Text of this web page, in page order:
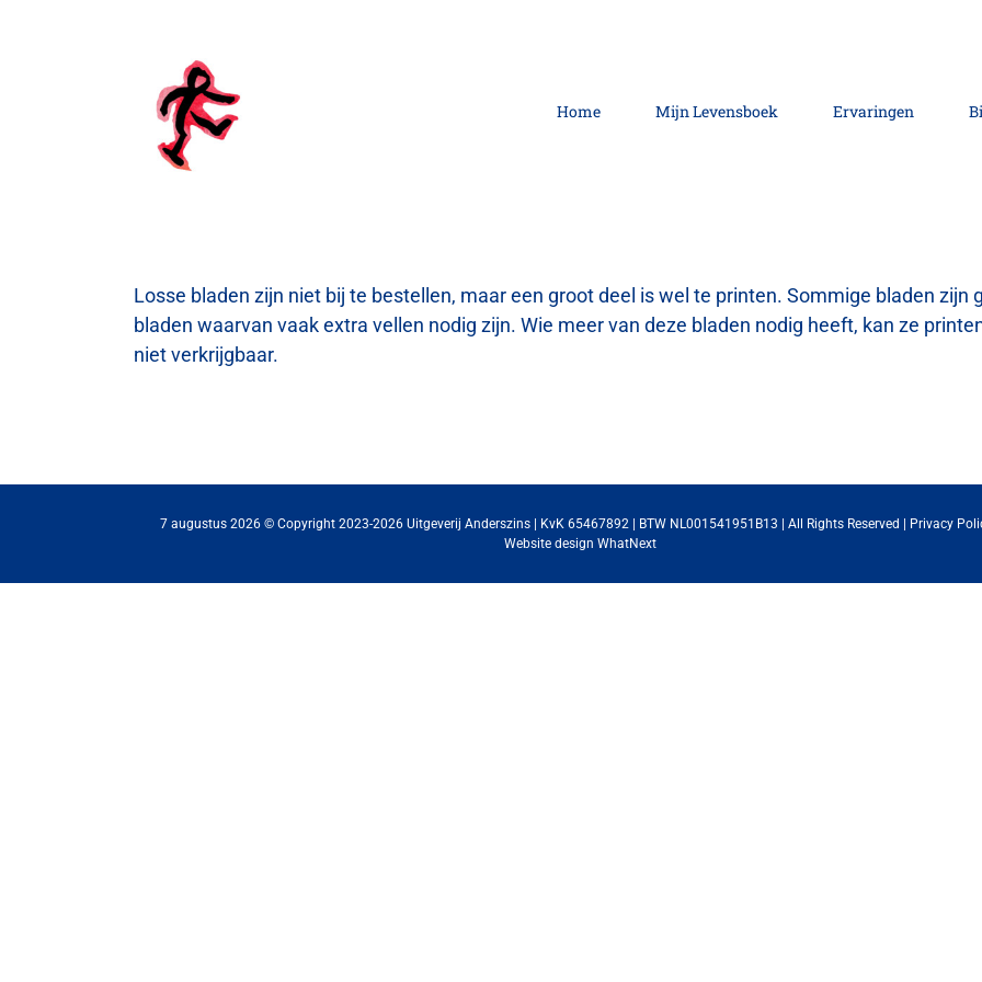
Home Mijn Levensboek Ervaringen
Losse bladen zijn niet bij te bestellen, maar een groot deel is wel te printen. Sommige bladen zijn
bladen waarvan vaak extra vellen nodig zijn. Wie meer van deze bladen nodig heeft, kan ze
niet verkrijgbaar.
7 augustus 2026 © Copyright 2023-2026 Uitgeverij Anderszins | KvK 65467892 | BTW NL001541951B13 | All Rights Reserved | Privacy
Website design WhatNext